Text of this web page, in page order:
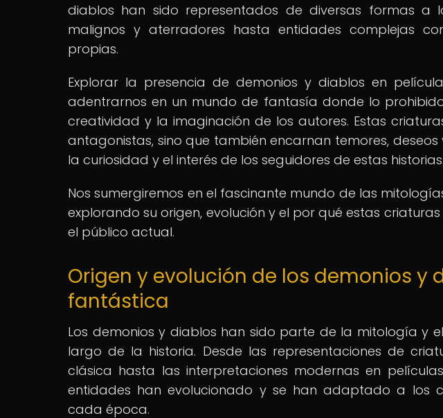
diablos han sido representados de diversas formas a
malignos y aterradores hasta entidades complejas
propias.
Explorar la presencia de demonios y diablos en
adentrarnos en un mundo de fantasía donde lo
creatividad y la imaginación de los autores. Estas
antagonistas, sino que también encarnan temores,
la curiosidad y el interés de los seguidores de estas historias.
Nos sumergiremos en el fascinante mundo de las
explorando su origen, evolución y el por qué estas
el público actual.
Origen y evolución de los demonios y
fantástica
Los demonios y diablos han sido parte de la mitología y
largo de la historia. Desde las representaciones de
clásica hasta las interpretaciones modernas en
entidades han evolucionado y se han adaptado a los
cada época.